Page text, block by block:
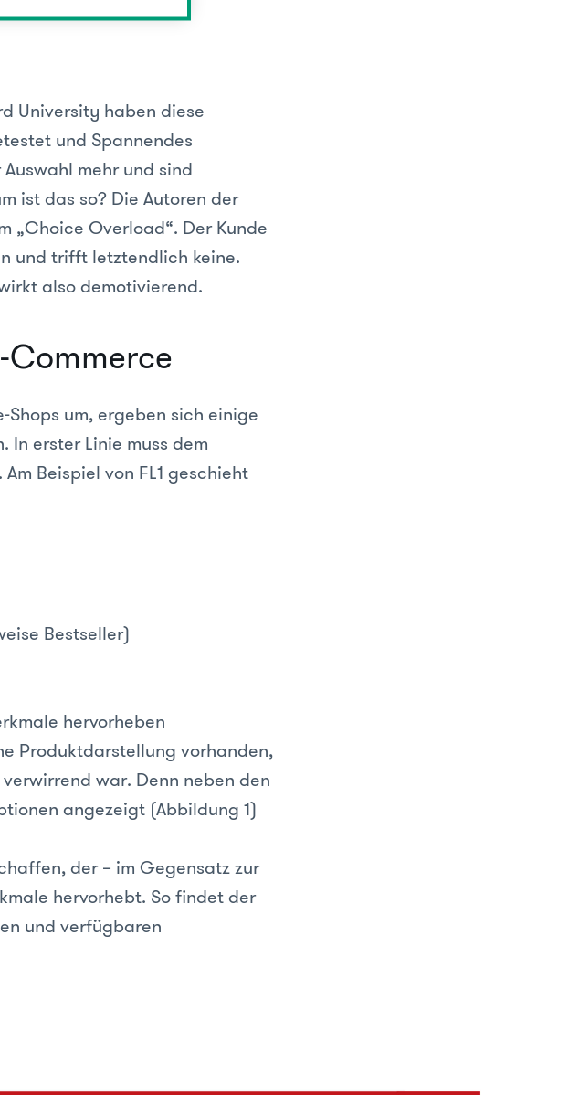
University haben diese
und Spannendes
mehr und sind
ist das so? Die Autoren der
„Choice Overload“. Der Kunde
und trifft letztendlich keine.
also demotivierend.
Commerce
um, ergeben sich einige
In erster Linie muss dem
Beispiel von FL1 geschieht
Bestseller)
hervorheben
Produktdarstellung vorhanden,
war. Denn neben den
angezeigt (Abbildung 1)
der – im Gegensatz zur
hervorhebt. So findet der
und verfügbaren